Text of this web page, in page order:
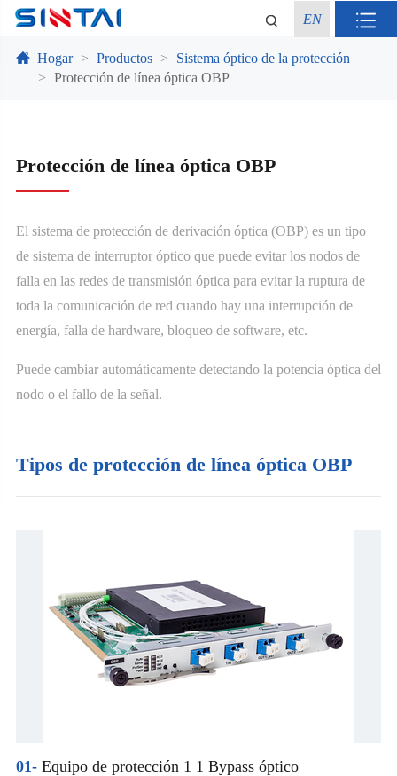
EN
Hogar Productos
Sistema óptico de la protección
Protección de línea óptica OBP
Protección de línea óptica OBP
El sistema de protección de derivación óptica (OBP) es un tipo
de sistema de interruptor óptico que puede evitar los nodos de
falla en las redes de transmisión óptica para evitar la ruptura de
toda la comunicación de red cuando hay una interrupción de
energía, falla de hardware, bloqueo de software, etc.
Puede cambiar automáticamente detectando la potencia óptica del
nodo o el fallo de la señal.
Tipos de protección de línea óptica OBP
01-Equipo de protección 1 1 Bypass óptico